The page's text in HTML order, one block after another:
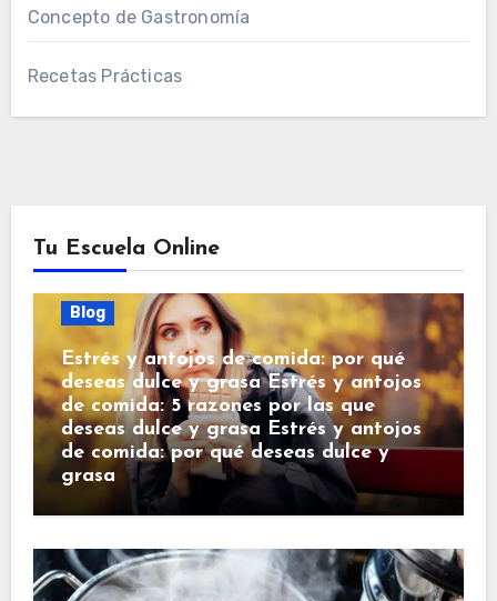
Concepto de Gastronomía
Recetas Prácticas
Tu Escuela Online
Blog
Estrés y antojos de comida: por qué
deseas dulce y grasa Estrés y antojos
de comida: 5 razones por las que
deseas dulce y grasa Estrés y antojos
de comida: por qué deseas dulce y
grasa